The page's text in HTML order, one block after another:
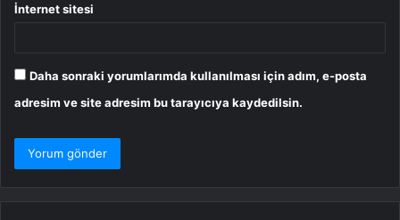
İnternet sitesi
Daha sonraki yorumlarımda kullanılması için adım, e-posta
adresim ve site adresim bu tarayıcıya kaydedilsin.